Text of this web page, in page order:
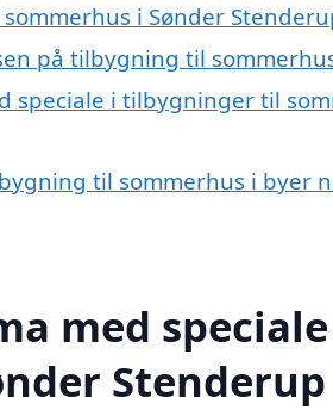
i Sønder
på tilbygning til
speciale i tilbygninger til
til sommerhus i byer
med